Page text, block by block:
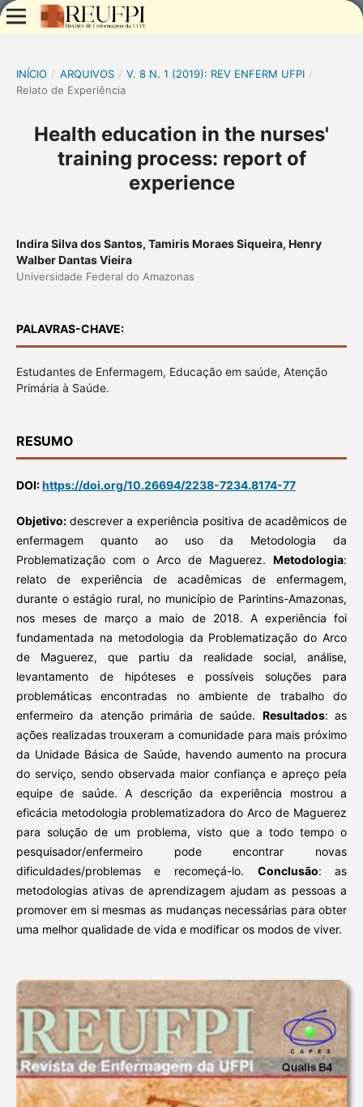
INÍCIO / ARQUIVOS / V. 8 N. 1 (2019): REV ENFERM UFPI /
Relato de Experiência
Health education in the nurses'
training process: report of
experience
Indira Silva dos Santos, Tamiris Moraes Siqueira, Henry
Walber Dantas Vieira
Universidade Federal do Amazonas
PALAVRAS-CHAVE:
Estudantes de Enfermagem, Educação em saúde, Atenção
Primária à Saúde.
RESUMO
DOI:https://doi.org/10.26694/2238-7234.8174-77
Objetivo: descrever a experiência positiva de acadêmicos de
enfermagem quanto ao uso da Metodologia da
Problematização com o Arco de Maguerez.Metodologia:
relato de experiência de acadêmicas de enfermagem,
durante o estágio rural, no município de Parintins-Amazonas,
nos meses de março a maio de 2018. A experiência foi
fundamentada na metodologia da Problematização do Arco
de Maguerez, que partiu da realidade social, análise,
levantamento de hipóteses e possíveis soluções para
problemáticas encontradas no ambiente de trabalho do
enfermeiro da atenção primária de saúde. Resultados: as
ações realizadas trouxeram a comunidade para mais próximo
da Unidade Básica de Saúde, havendo aumento na procura
do serviço, sendo observada maior confiança e apreço pela
equipe de saúde. A descrição da experiência mostrou a
eficácia metodologia problematizadora do Arco de Maguerez
para solução de um problema, visto que a todo tempo o
pesquisador/enfermeiro pode encontrar novas
dificuldades/problemas e recomeçá-lo. Conclusão: as
metodologias ativas de aprendizagem ajudam as pessoas a
promover em si mesmas as mudanças necessárias para obter
uma melhor qualidade de vida e modificar os modos de viver.